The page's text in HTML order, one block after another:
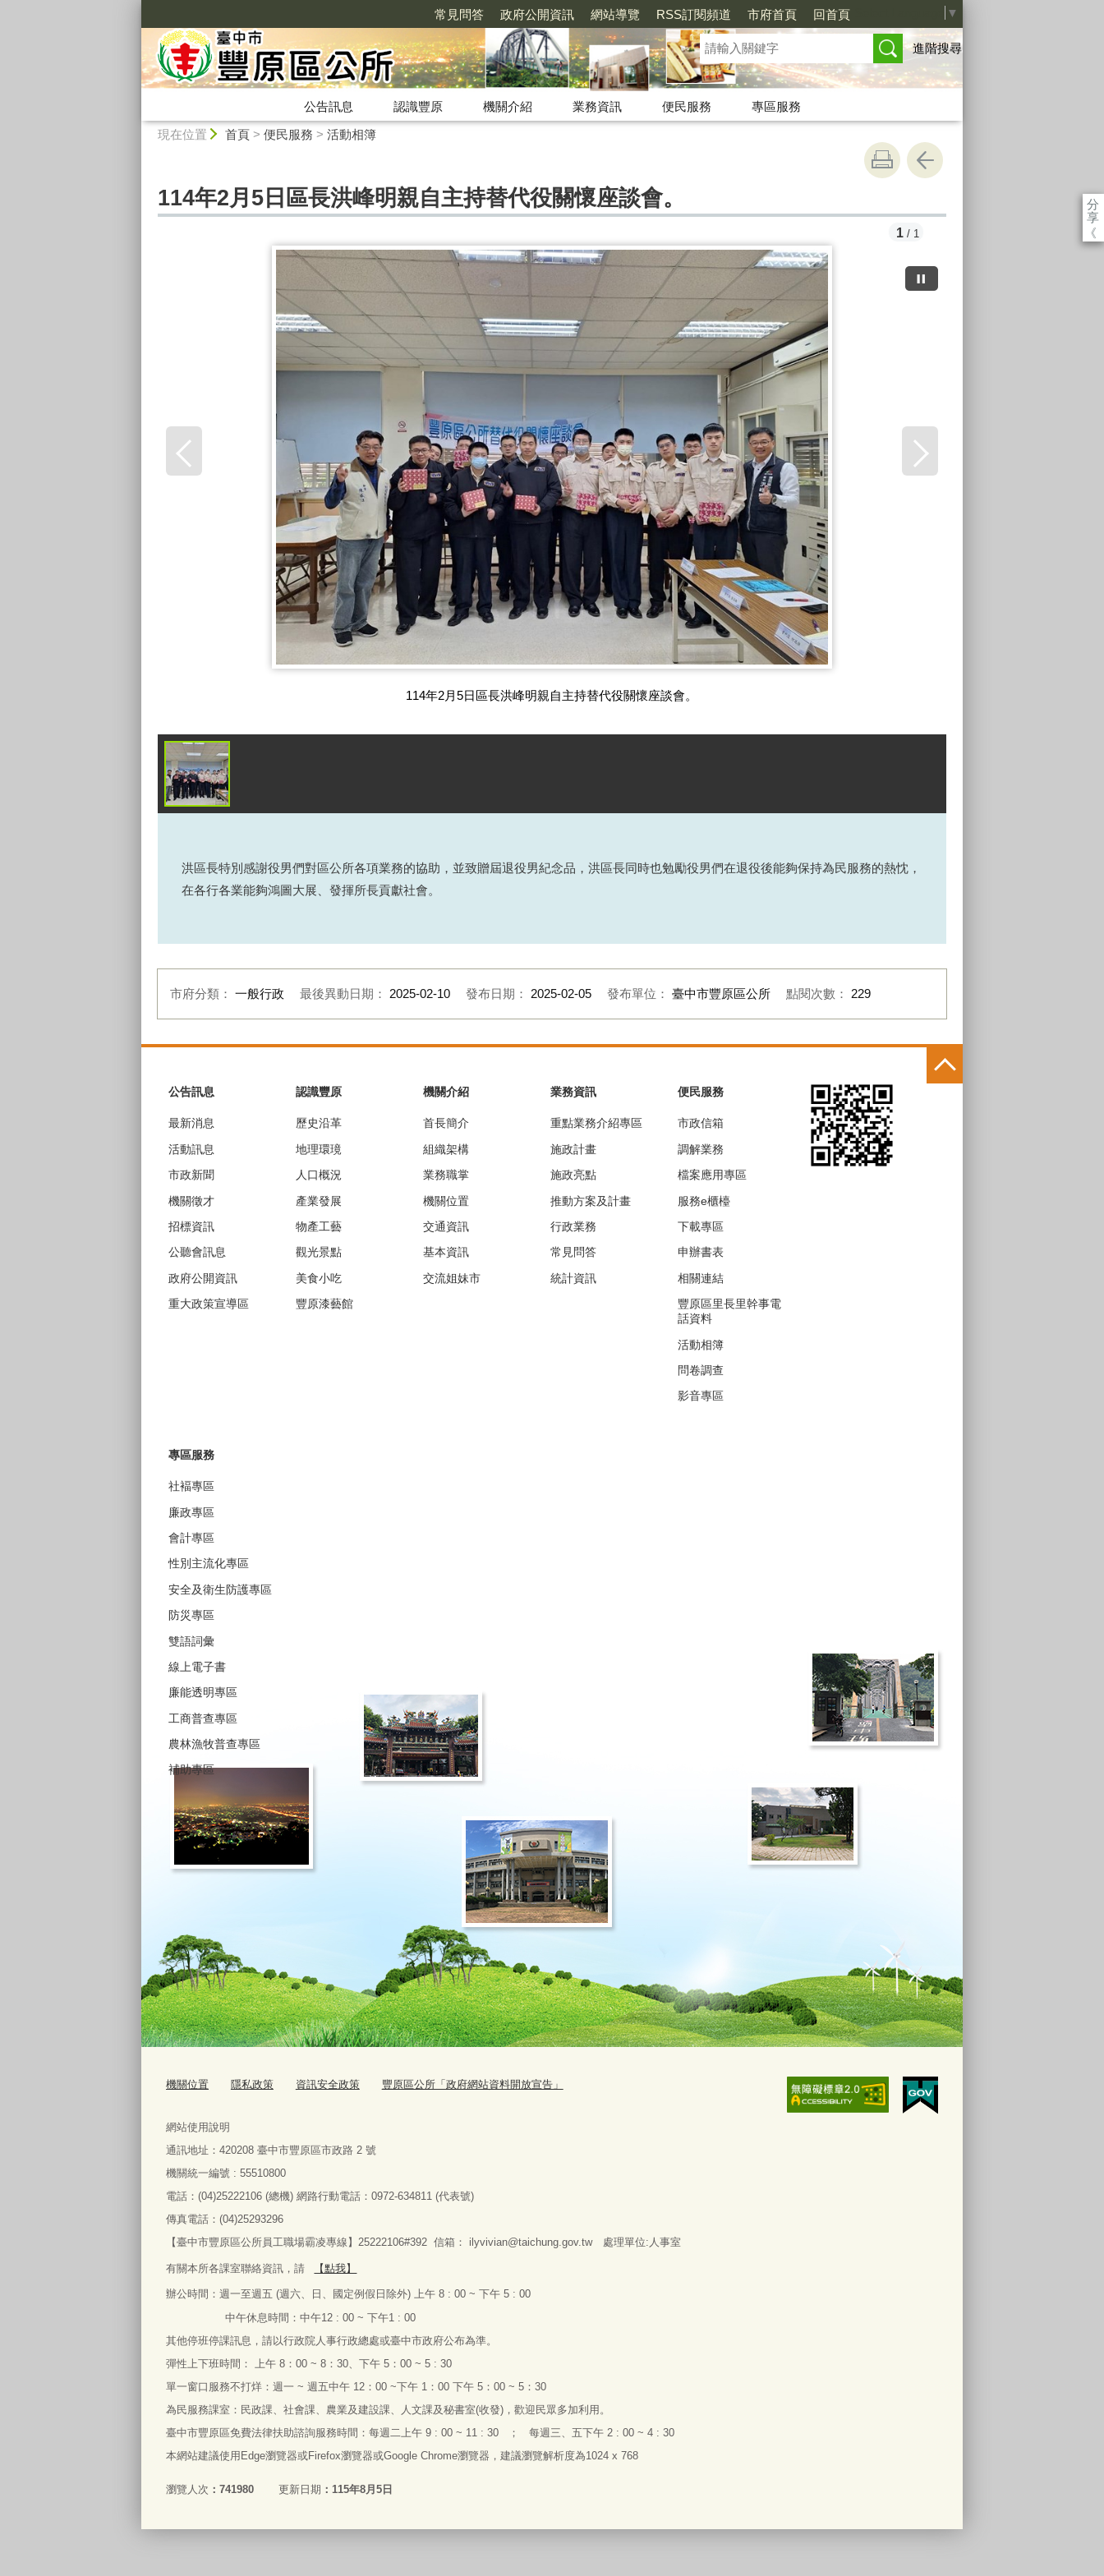
常見問答 政府公開資訊 網站導覽 RSS訂閱頻道 市府首頁 回首頁 ▼
進階搜尋
公告訊息 認識豐原 機關介紹 業務資訊 便民服務
專區服務
現在位置 首頁> 便民服務 > 活動相簿
分
享
《
114年2月5日區長洪峰明親自主持替代役關懷座談會。
114年2月5日區長洪峰明親自主持替代役關懷座談會。
1 / 1
洪區長特別感謝役男們對區公所各項業務的協助，並致贈屆退役男紀念品 ， 洪區長同時也勉勵役男們在退役後能夠保持為民服務的熱忱，
在各行各業能夠鴻圖大展、發揮所長貢獻社會。
市府分類： 一般行政 最後異動日期： 2025-02-10 發布日期： 2025-02-05 發布單位： 臺中市豐原區公所 點閱次數： 229
公告訊息
最新消息
活動訊息
市政新聞
機關徵才
招標資訊
公聽會訊息
政府公開資訊
重大政策宣導區
認識豐原
歷史沿革
地理環璄
人口概況
產業發展
物產工藝
觀光景點
美食小吃
豐原漆藝館
機關介紹
首長簡介
組織架構
業務職掌
機關位置
交通資訊
基本資訊
交流姐妹市
業務資訊
重點業務介紹專區
施政計畫
施政亮點
推動方案及計畫
行政業務
常見問答
統計資訊
便民服務
市政信箱
調解業務
檔案應用專區
服務e櫃檯
下載專區
申辦書表
相關連結
豐原區里長里幹事電
話資料
活動相簿
問卷調查
影音專區
專區服務
社褔專區
廉政專區
會計專區
性別主流化專區
安全及衛生防護專區
防災專區
雙語詞彙
線上電子書
廉能透明專區
工商普查專區
農林漁牧普查專區
補助專區
機關位置 隱私政策 資訊安全政策 豐原區公所「政府網站資料開放宣告」
網站使用說明
通訊地址： 420208 臺中市豐原區市政路 2 號
機關統一編號 : 55510800
電話： (04)25222106 (總機) 網路行動電話： 0972-634811 (代表號)
傳真電話： (04)25293296
【臺中市豐原區公所員工職場霸凌專線】25222106#392 信箱： ilyvivian@taichung.gov.tw處理單位:人事室
有關本所各課室聯絡資訊，請 【點我】
辦公時間： 週一至週五 (週六、日、國定例假日除外) 上午 8 : 00 ~ 下午 5 : 00
中午休息時間：中午12 : 00 ~ 下午1 : 00
其他停班停課訊息，請以行政院人事行政總處或臺中市政府公布為準。
彈性上下班時間： 上午 8 ： 00 ~ 8 ： 30 、下午 5 ： 00 ~ 5 : 30
單一窗口服務不打烊：週一 ~ 週五中午 12 ： 00 ~下午 1 ： 00 下午 5 ： 00 ~ 5 ： 30
為民服務課室：民政課、社會課、農業及建設課、人文課及秘書室(收發) ，歡迎民眾多加利用。
臺中市豐原區免費法律扶助諮詢服務時間：每週二上午 9 : 00 ~ 11 : 30 ； 每週 三 五下午 2 : 00 ~ 4 : 30
本網站建議使用Edge瀏覽器或Firefox瀏覽器或Google Chrome瀏覽器，建議瀏覽解析度為1024 x 768
瀏覽人次 741980 更新日期 115年8月5日